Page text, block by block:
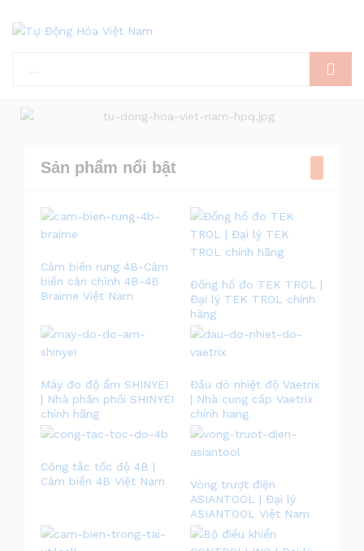
Sản phẩm nổi bật
Cảm biến rung 4B-Cảm
biến căn chỉnh 4B-4B
Braime Việt Nam
Đồng hồ đo TEK TROL |
Đại lý TEK TROL chính
hãng
Máy đo độ ẩm SHINYEI
| Nhà phân phối SHINYEI
chính hãng
Đầu dò nhiệt độ Vaetrix
| Nhà cung cấp Vaetrix
chính hang
Công tắc tốc độ 4B |
Cảm biến 4B Việt Nam
Vòng trượt điện
ASIANTOOL | Đại lý
ASIANTOOL Việt Nam